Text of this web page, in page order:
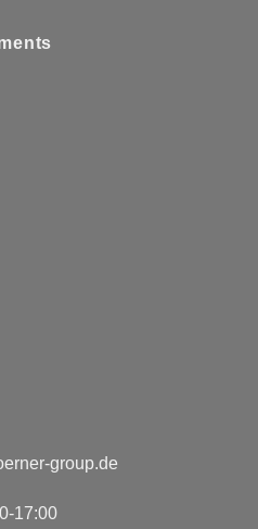
group.de
17:00